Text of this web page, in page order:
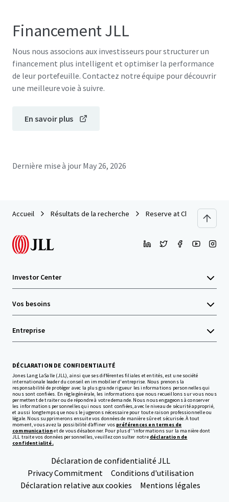
Financement JLL
Nous nous associons aux investisseurs pour structurer un
financement plus intelligent et optimiser la performance
de leur portefeuille. Contactez notre équipe pour découvrir
une meilleure voie à suivre.
En savoir plus
Dernière mise à jour May 26, 2026
Accueil Résultats de la recherche Reserve at Chino Hills
Investor Center
Vos besoins
Entreprise
DÉCLARATION DE CONFIDENTIALITÉ
Jones Lang LaSalle (JLL), ainsi que ses différentes filiales et entités, est une société
internationale leader du conseil en immobilier d'entreprise. Nous prenons la
responsabilité de protéger avec la plus grande rigueur les informations personnelles qui
nous sont confiées. En règle générale, les informations que nous recueillons sur vous nous
permettent de traiter ou de répondre à votre demande. Nous nous engageons à conserver
les informations personnelles qui nous sont confiées, avec le niveau de sécurité approprié,
et aussi longtemps que nous le jugerons nécessaire pour toute raison professionnelle ou
légale. Nous supprimerons ensuite vos données de manière sûre et sécurisée. À tout
moment, vous avez la possibilité d’affiner vos préférences en termes de
communicationet de vous désabonner. Pour plus d''informations sur la manière dont
JLL traite vos données personnelles, veuillez consulter notre déclaration de
confidentialité.
Déclaration de confidentialité JLL
Privacy Commitment
Conditions d'utilisation
Déclaration relative aux cookies
Mentions légales